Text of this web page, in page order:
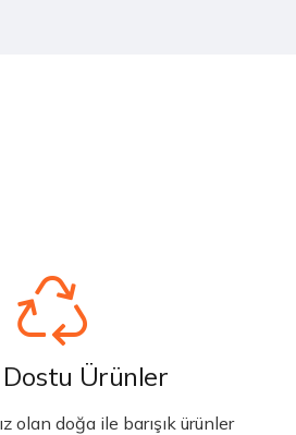
Dostu Ürünler
olan doğa ile barışık ürünler